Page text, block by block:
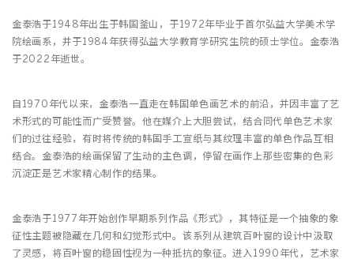
金泰浩于1948年出生于韩国釜山，于1972年毕业于首尔弘益大学美术学
院绘画系，并于1984年获得弘益大学教育学研究生院的硕士学位。金泰浩
于2022年逝世。
自1970年代以来，金泰浩一直走在韩国单色画艺术的前沿，并因丰富了艺
术形式的可能性而广受赞誉。他在媒介上大胆尝试，结合同代单色艺术家
们的过往经验，有时将传统的韩国手工宣纸与其纹理丰富的单色作品互相
结合。金泰浩的绘画保留了生动的主色调，停留在画作上那些密集的色彩
沉淀正是艺术家精心制作的结果。
金泰浩于1977年开始创作早期系列作品《形式》，其特征是一个抽象的象
征性主题被隐藏在几何和幻觉形式中。该系列从建筑百叶窗的设计中汲取
了灵感，将百叶窗的稳固性视为一种抵抗的象征。进入1990年代，艺术家